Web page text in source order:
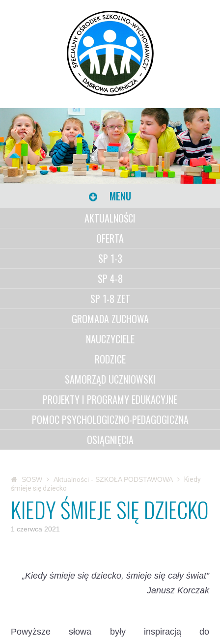
MENU
AKTUALNOŚCI
OFERTA
SP 1-3
SP 4-8
SP 1-8 ZET
GROMADA ZUCHOWA
NAUCZYCIELE
RODZICE
SAMORZĄD UCZNIOWSKI
PROJEKTY I PROGRAMY EDUKACYJNE
POMOC PSYCHOLOGICZNO-PEDAGOGICZNA
OSIĄGNIĘCIA
SOSW Aktualności - SZKOŁA PODSTAWOWA
Kiedy
śmieje się dziecko
KIEDY ŚMIEJE SIĘ DZIECKO
1 czerwca 2021
„Kiedy śmieje się dziecko, śmieje się cały świat”
Janusz Korczak
Powyższe słowa były inspiracją do